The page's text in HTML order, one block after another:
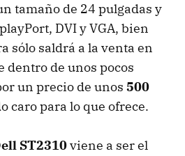
tamaño de 24 pulgadas y
DVIyVGA, bien
sólo saldrá a la venta en
dentro de unos pocos
un precio de unos 500
caro para lo que ofrece.
ST2310viene a ser el